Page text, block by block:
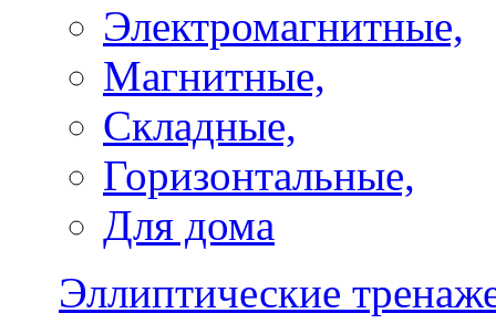
Электромагнитные,
Магнитные,
Складные,
Горизонтальные,
Для дома
Эллиптические